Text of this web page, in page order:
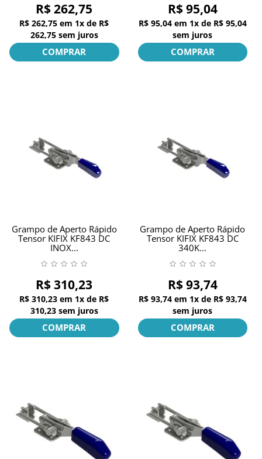
R$ 262,75
R$ 262,75 em 1x de R$
262,75 sem juros
COMPRAR
R$ 95,04
R$ 95,04 em 1x de R$ 95,04
sem juros
COMPRAR
Grampo de Aperto Rápido
Tensor KIFIX KF843 DC
INOX...
R$ 310,23
R$ 310,23 em 1x de R$
310,23 sem juros
COMPRAR
Grampo de Aperto Rápido
Tensor KIFIX KF843 DC
340K...
R$ 93,74
R$ 93,74 em 1x de R$ 93,74
sem juros
COMPRAR